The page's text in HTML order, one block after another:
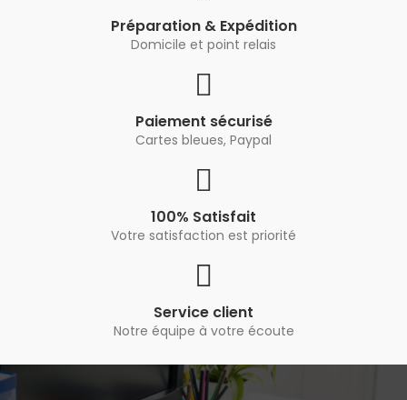
Préparation & Expédition
Domicile et point relais
Paiement sécurisé
Cartes bleues, Paypal
100% Satisfait
Votre satisfaction est priorité
Service client
Notre équipe à votre écoute